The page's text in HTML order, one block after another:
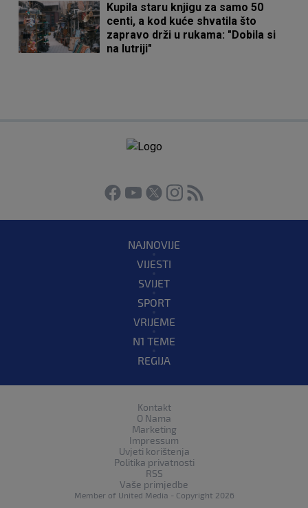
Kupila staru knjigu za samo 50
centi, a kod kuće shvatila što
zapravo drži u rukama: "Dobila si
na lutriji"
NAJNOVIJE
VIJESTI
SVIJET
SPORT
VRIJEME
N1 TEME
REGIJA
Kontakt
O Nama
Marketing
Impressum
Uvjeti korištenja
Politika privatnosti
RSS
Vaše primjedbe
Member of United Media - Copyright 2026